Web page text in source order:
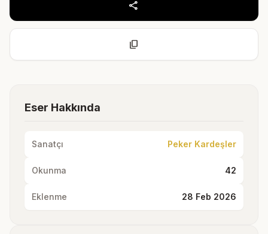
share
content_copy
Eser Hakkında
Sanatçı Peker Kardeşler
Okunma 42
Eklenme 28 Feb 2026